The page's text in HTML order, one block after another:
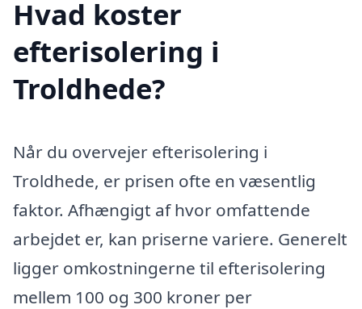
Hvad koster
efterisolering i
Troldhede?
Når du overvejer efterisolering i
Troldhede, er prisen ofte en væsentlig
faktor. Afhængigt af hvor omfattende
arbejdet er, kan priserne variere. Generelt
ligger omkostningerne til efterisolering
mellem 100 og 300 kroner per